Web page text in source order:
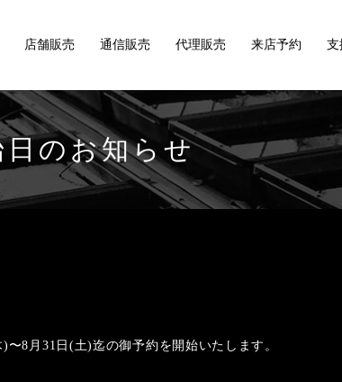
店舗販売 通信販売 代理販売 来店予約 支
のお知らせ
〜8月31日(土)迄の御予約を開始いたします。